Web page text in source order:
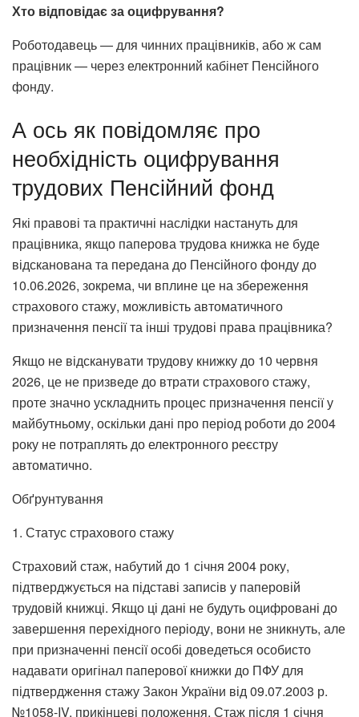
Хто відповідає за оцифрування?
Роботодавець — для чинних працівників, або ж сам
працівник — через електронний кабінет Пенсійного
фонду.
А ось як повідомляє про
необхідність оцифрування
трудових Пенсійний фонд
Які правові та практичні наслідки настануть для
працівника, якщо паперова трудова книжка не буде
відсканована та передана до Пенсійного фонду до
10.06.2026, зокрема, чи вплине це на збереження
страхового стажу, можливість автоматичного
призначення пенсії та інші трудові права працівника?
Якщо не відсканувати трудову книжку до 10 червня
2026, це не призведе до втрати страхового стажу,
проте значно ускладнить процес призначення пенсії у
майбутньому, оскільки дані про період роботи до 2004
року не потраплять до електронного реєстру
автоматично.
Обґрунтування
1. Статус страхового стажу
Страховий стаж, набутий до 1 січня 2004 року,
підтверджується на підставі записів у паперовій
трудовій книжці. Якщо ці дані не будуть оцифровані до
завершення перехідного періоду, вони не зникнуть, але
при призначенні пенсії особі доведеться особисто
надавати оригінал паперової книжки до ПФУ для
підтвердження стажу Закон України від 09.07.2003 р.
№1058-IV, прикінцеві положення. Стаж після 1 січня